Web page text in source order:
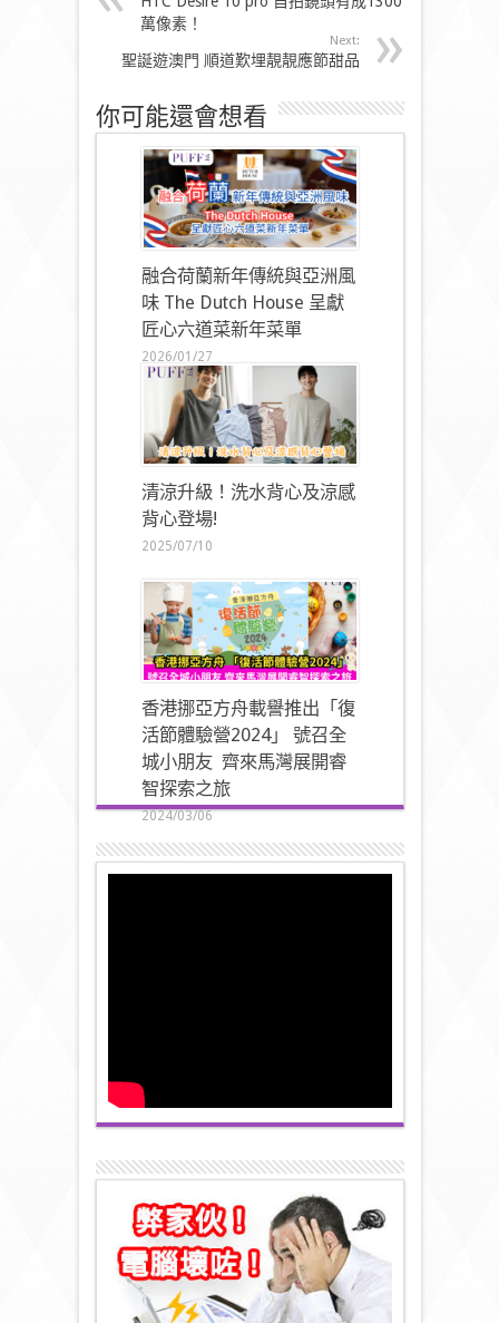
萬像素！
Next:
聖誕遊澳門 順道歎埋靚靚應節甜品
你可能還會想看
融合荷蘭新年傳統與亞洲風
味 The Dutch House 呈獻
匠心六道菜新年菜單
2026/01/27
清涼升級！洗水背心及涼感
背心登場!
2025/07/10
香港挪亞方舟載譽推出「復
活節體驗營2024」 號召全
城小朋友 齊來馬灣展開睿
智探索之旅
2024/03/06